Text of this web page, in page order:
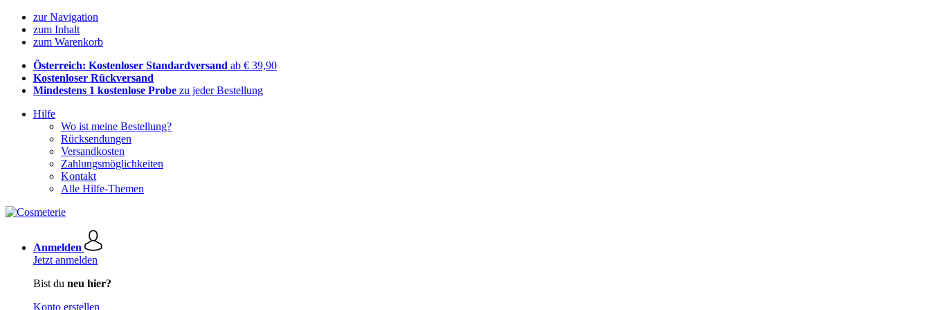
zur Navigation
zum Inhalt
zum Warenkorb
Österreich: Kostenloser Standardversand ab € 39,90
Kostenloser Rückversand
Mindestens 1 kostenlose Probe zu jeder Bestellung
Hilfe
Wo ist meine Bestellung?
Rücksendungen
Versandkosten
Zahlungsmöglichkeiten
Kontakt
Alle Hilfe-Themen
Anmelden
Jetzt anmelden
Bist du neu hier?
Konto erstellen